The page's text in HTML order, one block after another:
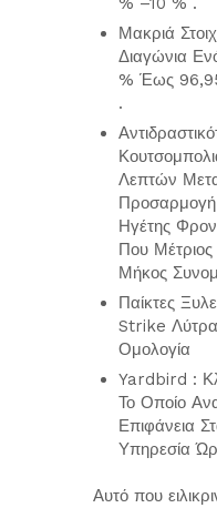
Μακριά
Διαγώνια
% Έως
.
Λεπτών
Προσαρμογή
Ηγέτης
Που
Μήκος
Παίκτες
Strike
Ομολογία
Yardbird :
Το Οποίο
Επιφάνεια
Υπηρεσία
Αυτό που